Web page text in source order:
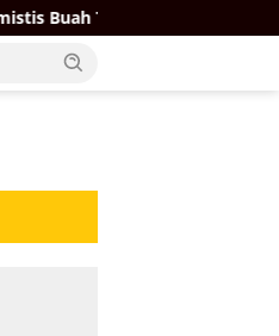
Kuasai Pasar Global